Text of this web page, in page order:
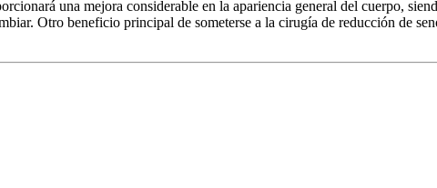
una mejora considerable en la apariencia general del cuerpo,
Otro beneficio principal de someterse a la cirugía de reducción de